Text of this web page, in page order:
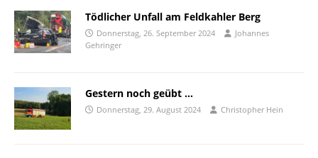
Tödlicher Unfall am Feldkahler Berg
Donnerstag, 26. September 2024
Johannes
Gehringer
Gestern noch geübt …
Donnerstag, 29. August 2024 Christopher Hein